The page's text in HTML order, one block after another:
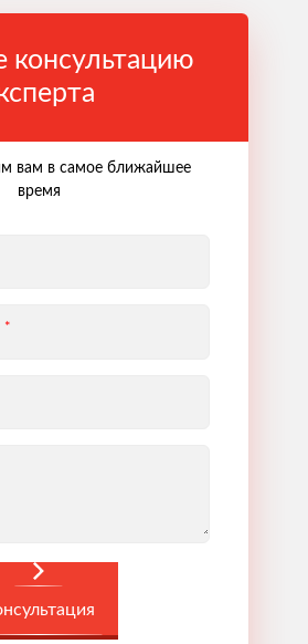
консультацию
вам в самое ближайшее
время